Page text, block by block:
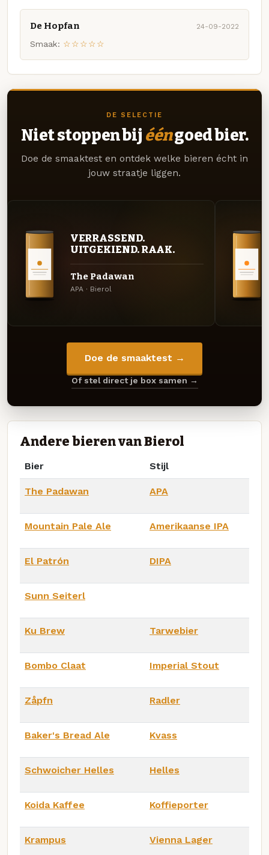
De Hopfan 24-09-2022
Smaak: ☆☆☆☆☆
DE SELECTIE
Niet stoppen bij ééngoed bier.
Doe de smaaktest en ontdek welke bieren écht in
jouw straatje liggen.
VERRASSEND.
UITGEKIEND. RAAK.
The Padawan
APA · Bierol
Doe de smaaktest →
Of stel direct je box samen →
Andere bieren van Bierol
Bier Stijl
The Padawan APA
Mountain Pale Ale Amerikaanse IPA
El Patrón DIPA
Sunn Seiterl
Ku Brew Tarwebier
Bombo Claat Imperial Stout
Zåpfn Radler
Baker's Bread Ale Kvass
Schwoicher Helles Helles
Koida Kaffee Koffieporter
Krampus Vienna Lager